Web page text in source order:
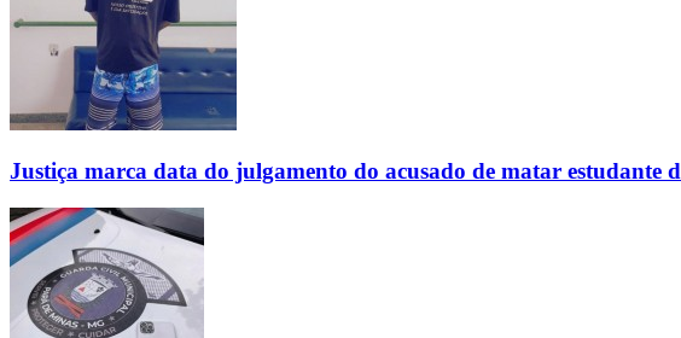
Justiça marca data do julgamento do acusado de matar estudante